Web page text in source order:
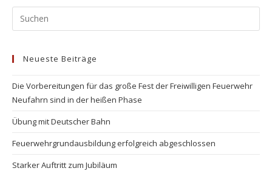
Neueste Beiträge
Die Vorbereitungen für das große Fest der Freiwilligen Feuerwehr
Neufahrn sind in der heißen Phase
Übung mit Deutscher Bahn
Feuerwehrgrundausbildung erfolgreich abgeschlossen
Starker Auftritt zum Jubiläum